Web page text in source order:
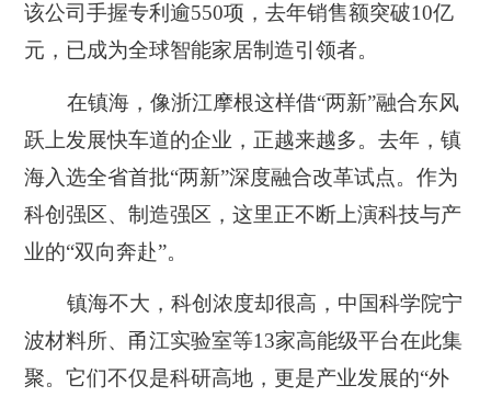
该公司手握专利逾550项，去年销售额突破10亿
元，已成为全球智能家居制造引领者。
在镇海，像浙江摩根这样借“两新”融合东风
跃上发展快车道的企业，正越来越多。去年，镇
海入选全省首批“两新”深度融合改革试点。作为
科创强区、制造强区，这里正不断上演科技与产
业的“双向奔赴”。
镇海不大，科创浓度却很高，中国科学院宁
波材料所、甬江实验室等13家高能级平台在此集
聚。它们不仅是科研高地，更是产业发展的“外